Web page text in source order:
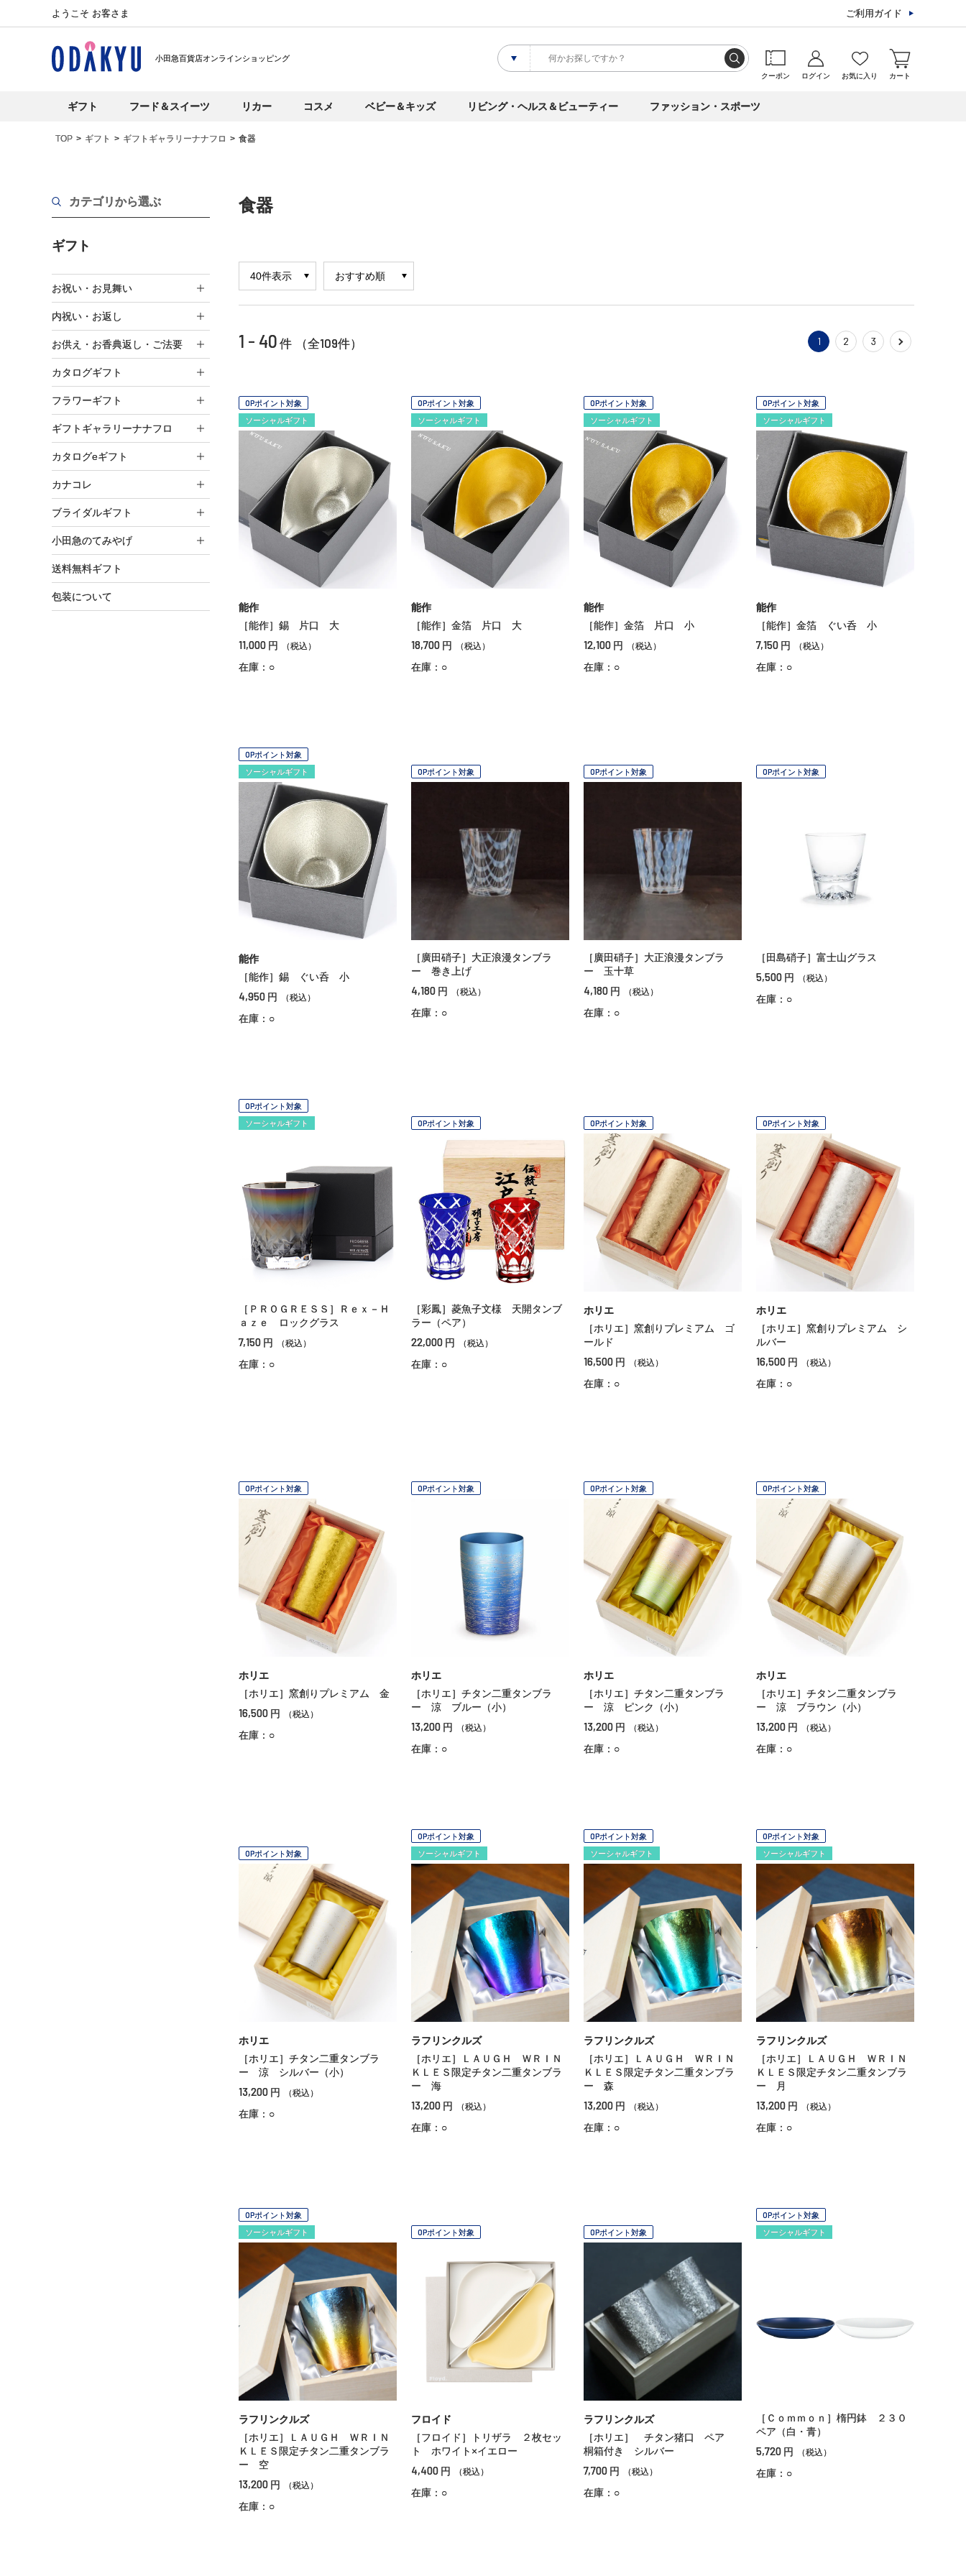
ようこそ お客さま ご利用ガイド
小田急百貨店オンラインショッピング
クーポン ログイン お気に入り カート
ギフト フード＆スイーツ リカー コスメ ベビー＆キッズ リビング・ヘルス＆ビューティー ファッション・スポーツ
TOP ギフト ギフトギャラリーナナフロ 食器
カテゴリから選ぶ
ギフト
お祝い・お見舞い
内祝い・お返し
お供え・お香典返し・ご法要
カタログギフト
フラワーギフト
ギフトギャラリーナナフロ
カタログeギフト
カナコレ
ブライダルギフト
小田急のてみやげ
送料無料ギフト
包装について
食器
1 - 40 件 （全109件） 1 2 3
OPポイント対象
ソーシャルギフト
能作
［能作］錫 片口 大
11,000 円 （税込）
在庫：○
OPポイント対象
ソーシャルギフト
能作
［能作］金箔 片口 大
18,700 円 （税込）
在庫：○
OPポイント対象
ソーシャルギフト
能作
［能作］金箔 片口 小
12,100 円 （税込）
在庫：○
OPポイント対象
ソーシャルギフト
能作
［能作］金箔 ぐい呑 小
7,150 円 （税込）
在庫：○
OPポイント対象
ソーシャルギフト
能作
［能作］錫 ぐい呑 小
4,950 円 （税込）
在庫：○
OPポイント対象
［廣田硝子］大正浪漫タンブラ
ー 巻き上げ
4,180 円 （税込）
在庫：○
OPポイント対象
［廣田硝子］大正浪漫タンブラ
ー 玉十草
4,180 円 （税込）
在庫：○
OPポイント対象
［田島硝子］富士山グラス
5,500 円 （税込）
在庫：○
OPポイント対象
ソーシャルギフト
［ＰＲＯＧＲＥＳＳ］Ｒｅｘ－Ｈ
ａｚｅ ロックグラス
7,150 円 （税込）
在庫：○
OPポイント対象
［彩鳳］菱魚子文様 天開タンブ
ラー（ペア）
22,000 円 （税込）
在庫：○
OPポイント対象
ホリエ
［ホリエ］窯創りプレミアム ゴ
ールド
16,500 円 （税込）
在庫：○
OPポイント対象
ホリエ
［ホリエ］窯創りプレミアム シ
ルバー
16,500 円 （税込）
在庫：○
OPポイント対象
ホリエ
［ホリエ］窯創りプレミアム 金
16,500 円 （税込）
在庫：○
OPポイント対象
ホリエ
［ホリエ］チタン二重タンブラ
ー 涼 ブルー（小）
13,200 円 （税込）
在庫：○
OPポイント対象
ホリエ
［ホリエ］チタン二重タンブラ
ー 涼 ピンク（小）
13,200 円 （税込）
在庫：○
OPポイント対象
ホリエ
［ホリエ］チタン二重タンブラ
ー 涼 ブラウン（小）
13,200 円 （税込）
在庫：○
OPポイント対象
ホリエ
［ホリエ］チタン二重タンブラ
ー 涼 シルバー（小）
13,200 円 （税込）
在庫：○
OPポイント対象
ソーシャルギフト
ラフリンクルズ
［ホリエ］ＬＡＵＧＨ ＷＲＩＮ
ＫＬＥＳ限定チタン二重タンブラ
ー 海
13,200 円 （税込）
在庫：○
OPポイント対象
ソーシャルギフト
ラフリンクルズ
［ホリエ］ＬＡＵＧＨ ＷＲＩＮ
ＫＬＥＳ限定チタン二重タンブラ
ー 森
13,200 円 （税込）
在庫：○
OPポイント対象
ソーシャルギフト
ラフリンクルズ
［ホリエ］ＬＡＵＧＨ ＷＲＩＮ
ＫＬＥＳ限定チタン二重タンブラ
ー 月
13,200 円 （税込）
在庫：○
OPポイント対象
ソーシャルギフト
ラフリンクルズ
［ホリエ］ＬＡＵＧＨ ＷＲＩＮ
ＫＬＥＳ限定チタン二重タンブラ
ー 空
13,200 円 （税込）
在庫：○
OPポイント対象
フロイド
［フロイド］トリザラ ２枚セッ
ト ホワイト×イエロー
4,400 円 （税込）
在庫：○
OPポイント対象
ラフリンクルズ
［ホリエ］ チタン猪口 ペア
桐箱付き シルバー
7,700 円 （税込）
在庫：○
OPポイント対象
ソーシャルギフト
［Ｃｏｍｍｏｎ］楕円鉢 ２３０
ペア（白・青）
5,720 円 （税込）
在庫：○